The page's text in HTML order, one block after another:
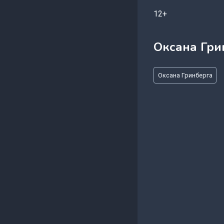
12+
Оксана
Метки
записи:
Оксана Гринберга